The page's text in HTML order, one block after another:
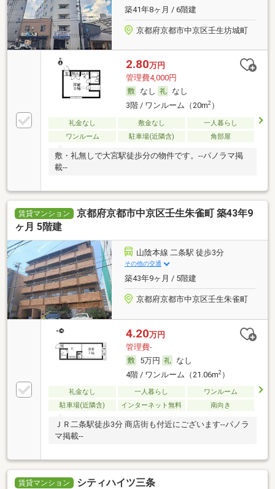
築41年8ヶ月 / 6階建
京都府京都市中京区壬生坊城町
2.80万円
管理費4,000円
なし
なし
3階 / ワンルーム（20m2）
礼金なし 敷金なし
一人暮らし
ワンルーム
駐車場(近隣含) 角部屋
敷・礼無しで大宮駅徒歩分の物件です。--パノラマ掲
載--
賃貸マンション
京都府京都市中京区壬生朱雀町 築43年9
ヶ月 5階建
山陰本線 二条駅 徒歩3分
その他の交通
築43年9ヶ月 / 5階建
京都府京都市中京区壬生朱雀町
4.20万円
管理費-
5万円
なし
4階 / ワンルーム（21.06m2）
礼金なし 一人暮らし
ワンルーム
駐車場(近隣含)
インターネット無料 南向き
ＪＲ二条駅徒歩3分 商店街も付近にございます--パノラ
マ掲載--
賃貸マンション シティハイツ三条